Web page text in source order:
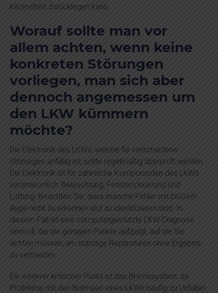
Kilometern zurücklegen kann.
Worauf sollte man vor
allem achten, wenn keine
konkreten Störungen
vorliegen, man sich aber
dennoch angemessen um
den LKW kümmern
möchte?
Die Elektronik des LKWs, welche für verschiedene
Störungen anfällig ist, sollte regelmäßig überprüft werden.
Die Elektronik ist für zahlreiche Komponenten des LKWs
verantwortlich: Beleuchtung, Fenstersteuerung und
Lüftung. Beachten Sie, dass manche Fehler mit bloßem
Auge nicht zu erkennen und zu identifizieren sind. In
diesem Fall ist eine computergestützte LKW-Diagnose
sinnvoll, die die genauen Punkte aufzeigt, auf die Sie
achten müssen, um ständige Reparaturen ohne Ergebnis
zu vermeiden.
Ein weiterer kritischer Punkt ist das Bremssystem, da
Probleme mit den Bremsen eines LKWs häufig zu Unfällen